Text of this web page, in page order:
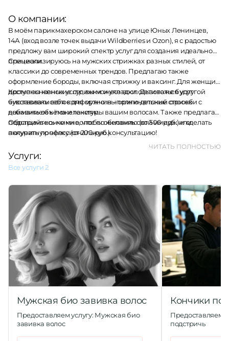
О компании:
В моём парикмахерском салоне на улице Юных Ленинцев,
14А (вход возле точек выдачи Wildberries и Ozon), я с радостью
предложу вам широкий спектр услуг для создания идеальной
прически.
Специализируюсь на мужских стрижках разных стилей, от
классики до современных трендов. Предлагаю также
оформление бороды, включая стрижку и ваксинг. Для женщин
доступны женские стрижки и укладки. Дети тоже будут
чувствовать себя комфортно: выполню детские стрижки с
вниманием к пожеланиям.
Кроме основных услуг, вы можете воспользоваться услугой
биозавивки волос для мужчин – оригинальный способ
добавить объёма и текстуры вашим волосам. Также предлагаю
подстричь кончики волос по желанию (от 500 руб.) и сделать
аккуратную чёлку (от 200 руб.).
Обращайтесь ко мне, чтобы обновить свой имидж или
получить профессиональную консультацию!
ЧИТАТЬ ПОЛНОСТЬЮ
Услуги:
Все услуги2
Мужская био завивка волос
Предоставляем услугу: Мужская био
завивка волос
Кончики
Предоставляем
подстричь